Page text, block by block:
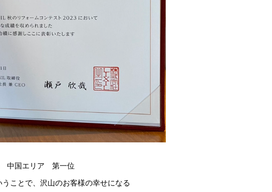
中国エリア 第一位
ことで、沢山のお客様の幸せになる